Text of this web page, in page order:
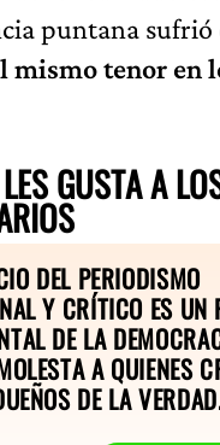
puntana sufrió
mismo tenor en
GUSTA A
DEL PERIODISMO
Y CRÍTICO ES UN
DE LA
A QUIENES
DE LA